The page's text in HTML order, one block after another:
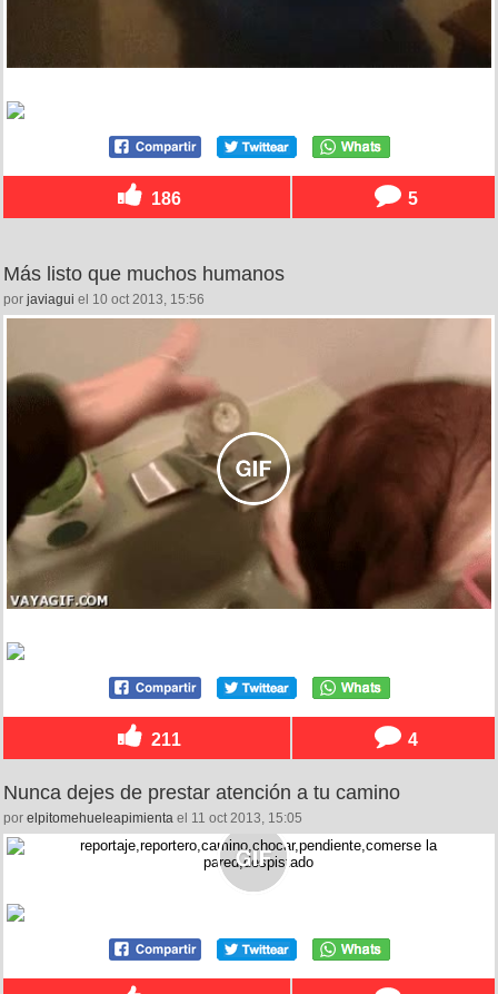
186 5
Más listo que muchos humanos
por javiagui el 10 oct 2013, 15:56
211 4
Nunca dejes de prestar atención a tu camino
por elpitomehueleapimienta el 11 oct 2013, 15:05